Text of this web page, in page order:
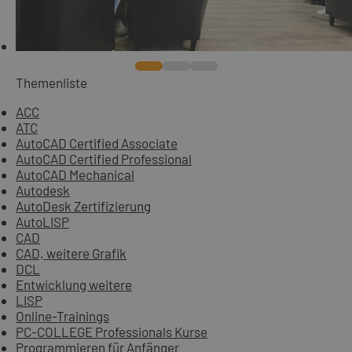
Themenliste
ACC
ATC
AutoCAD Certified Associate
AutoCAD Certified Professional
AutoCAD Mechanical
Autodesk
AutoDesk Zertifizierung
AutoLISP
CAD
CAD, weitere Grafik
DCL
Entwicklung weitere
LISP
Online-Trainings
PC-COLLEGE Professionals Kurse
Programmieren für Anfänger